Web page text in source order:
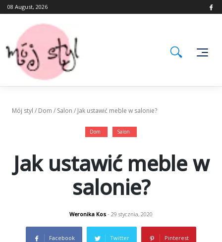
Skip
to
08 August, 2026
Mój styl / Dom / Salon / Jak ustawić meble w salonie?
Dom Salon
Jak ustawić meble w
salonie?
Weronika Kos - 29 stycznia, 2020
Facebook Twitter Pinterest